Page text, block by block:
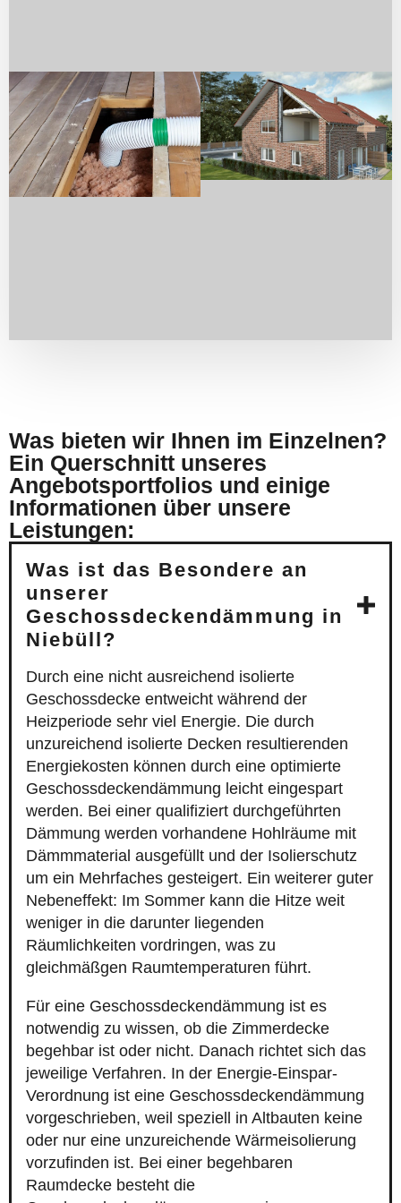
Was bieten wir Ihnen im Einzelnen?
Ein Querschnitt unseres
Angebotsportfolios und einige
Informationen über unsere
Leistungen:
Was ist das Besondere an
unserer
Geschossdeckendämmung in
Niebüll?
Durch eine nicht ausreichend isolierte
Geschossdecke entweicht während der
Heizperiode sehr viel Energie. Die durch
unzureichend isolierte Decken resultierenden
Energiekosten können durch eine optimierte
Geschossdeckendämmung leicht eingespart
werden. Bei einer qualifiziert durchgeführten
Dämmung werden vorhandene Hohlräume mit
Dämmmaterial ausgefüllt und der Isolierschutz
um ein Mehrfaches gesteigert. Ein weiterer guter
Nebeneffekt: Im Sommer kann die Hitze weit
weniger in die darunter liegenden
Räumlichkeiten vordringen, was zu
gleichmäßgen Raumtemperaturen führt.
Für eine Geschossdeckendämmung ist es
notwendig zu wissen, ob die Zimmerdecke
begehbar ist oder nicht. Danach richtet sich das
jeweilige Verfahren. In der Energie-Einspar-
Verordnung ist eine Geschossdeckendämmung
vorgeschrieben, weil speziell in Altbauten keine
oder nur eine unzureichende Wärmeisolierung
vorzufinden ist. Bei einer begehbaren
Raumdecke besteht die